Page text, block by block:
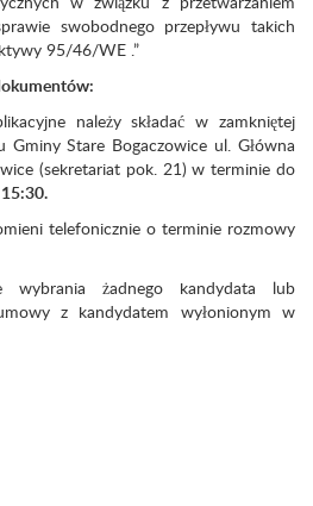
swobodnego przepływu takich
95/46/WE .”
należy składać w zamkniętej
Gminy Stare Bogaczowice ul. Główna
(sekretariat pok. 21) w terminie do
telefonicznie o terminie rozmowy
wybrania żadnego kandydata lub
z kandydatem wyłonionym w